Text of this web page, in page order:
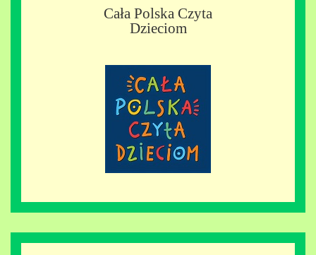
Cała Polska Czyta
Dzieciom